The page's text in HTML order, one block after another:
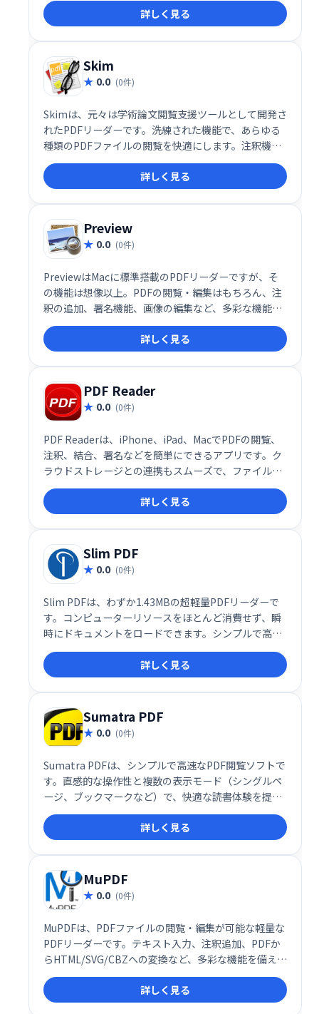
に接続することはありません。カジュアルユーザーに
最適な、シンプルで使いやすいPDFリーダーです。
詳しく見る
Skim
0.0 (0件)
Skimは、元々は学術論文閲覧支援ツールとして開発さ
れたPDFリーダーです。洗練された機能で、あらゆる
種類のPDFファイルの閲覧を快適にします。注釈機能
も充実しており、研究者だけでなく、一般ユーザーも
効率的にPDFを閲覧・活用できます。
詳しく見る
Preview
0.0 (0件)
PreviewはMacに標準搭載のPDFリーダーですが、そ
の機能は想像以上。PDFの閲覧・編集はもちろん、注
釈の追加、署名機能、画像の編集など、多彩な機能を
備えています。強力なツールを無料で利用できるの
で、ぜひ活用してみてください。
詳しく見る
PDF Reader
0.0 (0件)
PDF Readerは、iPhone、iPad、MacでPDFの閲覧、
注釈、結合、署名などを簡単にできるアプリです。ク
ラウドストレージとの連携もスムーズで、ファイルの
共有やバックアップも簡単に行えます。作業効率を大
幅に向上させ、PDF作業をこれまで以上に快適にしま
す。
詳しく見る
Slim PDF
0.0 (0件)
Slim PDFは、わずか1.43MBの超軽量PDFリーダーで
す。コンピューターリソースをほとんど消費せず、瞬
時にドキュメントをロードできます。シンプルで高速
なPDF閲覧を必要とするユーザーに最適です。
詳しく見る
Sumatra PDF
0.0 (0件)
Sumatra PDFは、シンプルで高速なPDF閲覧ソフトで
す。直感的な操作性と複数の表示モード（シングルペ
ージ、ブックマークなど）で、快適な読書体験を提供
します。高度な機能は備えていませんが、PDFの閲
覧・操作を効率化したい方におすすめです。無料でご
利用いただけます。
詳しく見る
MuPDF
0.0 (0件)
MuPDFは、PDFファイルの閲覧・編集が可能な軽量な
PDFリーダーです。テキスト入力、注釈追加、PDFか
らHTML/SVG/CBZへの変換など、多彩な機能を備えて
います。Javascriptによるスクリプト記述にも対応。
低メモリ環境でも快適にPDFを操作したい方に最適で
す。
詳しく見る